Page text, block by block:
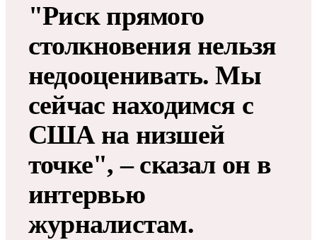
"Риск прямого
столкновения нельзя
недооценивать. Мы
сейчас находимся с
США на низшей
точке", – сказал он в
интервью
журналистам.